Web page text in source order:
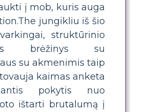
į mob, kuris auga
jungikliu iš šio
struktūrinio
brėžinys su
su akmenimis taip
kaimas anketa
pokytis nuo
ištarti brutalumą į